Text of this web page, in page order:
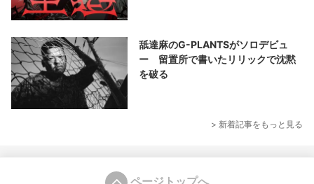
舐達麻のG-PLANTSがソロデビュ
ー 留置所で書いたリリックで沈黙
を破る
> 新着記事をもっと見る